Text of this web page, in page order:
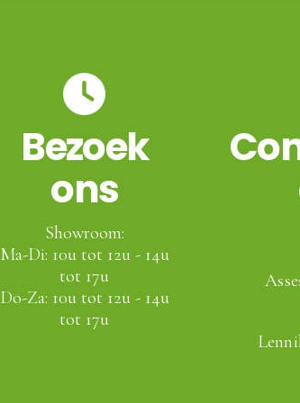
Bezoek
ons
Showroom:
Ma-Di: 10u tot 12u - 14u
tot 17u
Do-Za: 10u tot 12u - 14u
tot 17u